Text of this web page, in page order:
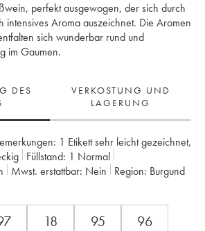
perfekt ausgewogen, der sich durch
intensives Aroma auszeichnet. Die Aromen
sich wunderbar rund und
im Gaumen.
DES
VERKOSTUNG UND
LAGERUNG
1 Etikett sehr leicht gezeichnet,
Füllstand: 1 Normal
Mwst. erstattbar: nein Region:
Burgund
18 95 96